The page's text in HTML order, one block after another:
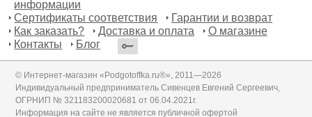
информации
Сертификаты соответствия
Гарантии и возврат
Как заказать?
Доставка и оплата
О магазине
Контакты
Блог
© Интернет-магазин «Podgotoffka.ru®», 2011—2026
Индивидуальный предприниматель Сивенцев Евгений Сергеевич,
ОГРНИП № 321183200020681 от 06.04.2021г.
Информация на сайте не является публичной офертой